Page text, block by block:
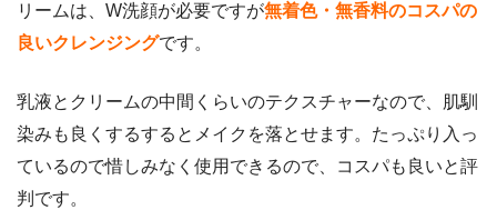
リームは、W洗顔が必要ですが無着色・無香料のコスパの
良いクレンジングです。
乳液とクリームの中間くらいのテクスチャーなので、肌馴
染みも良くするするとメイクを落とせます。たっぷり入っ
ているので惜しみなく使用できるので、コスパも良いと評
判です。